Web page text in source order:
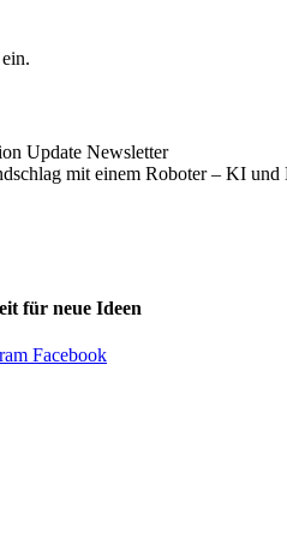
für neue Ideen
Facebook